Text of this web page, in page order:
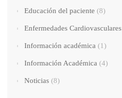
Educación del paciente (8)
Enfermedades Cardiovasculares
Información académica (1)
Información Académica (4)
Noticias (8)